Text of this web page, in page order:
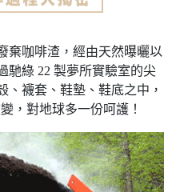
棄咖啡渣，經由天然曝曬以
馳綠 22 製夢所實驗室的尖
、襪套、鞋墊、鞋底之中，
，對地球多一份呵護！